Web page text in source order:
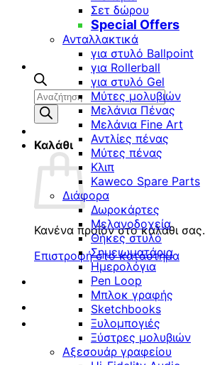
Αναζήτηση
προϊόντων
Καλάθι
Κανένα προϊόν στο καλάθι σας.
Επιστροφή στο κατάστημα
Σετ δώρου
Special Offers
Ανταλλακτικά
για στυλό Ballpoint
για Rollerball
για στυλό Gel
Μύτες μολυβιών
Μελάνια Πένας
Μελάνια Fine Art
Αντλίες πένας
Μύτες πένας
Κλιπ
Kaweco Spare Parts
Διάφορα
Δωροκάρτες
Μελανοδοχεία
Θήκες στυλό
Σημειωματάρια
Ημερολόγια
Pen Loop
Μπλοκ γραφής
Sketchbooks
Ξυλομπογιές
Ξύστρες μολυβιών
Αξεσουάρ γραφείου